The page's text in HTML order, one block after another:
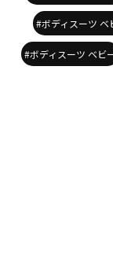
#ボディスーツ
#ボディスーツ ベビ